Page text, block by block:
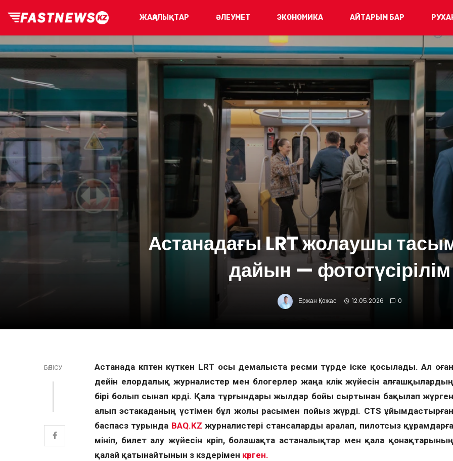
ЖАҢАЛЫҚТАР ӘЛЕУМЕТ ЭКОНОМИКА АЙТАРЫМ БАР
Астанадағы LRT жолаушы
дайын — фототүсірілім
Ержан Қожас 12.05.2026 0
БӨЛІСУ
Астанада көптен күткен LRT осы демалыста ресми түрде іске қосылады. Ал оған
дейін елордалық журналистер мен блогерлер жаңа көлік жүйесін алғашқылардың
бірі болып сынап көрді. Қала тұрғындары жылдар бойы сыртынан бақылап жүрген
алып эстакаданың үстімен бұл жолы расымен пойыз жүрді. CTS ұйымдастырған
баспасөз турында BAQ.KZ журналистері стансаларды аралап, пилотсыз
мініп, билет алу жүйесін көріп, болашақта астаналықтар мен қала қонақтарының
қалай қатынайтынын өз көздерімен көрген.